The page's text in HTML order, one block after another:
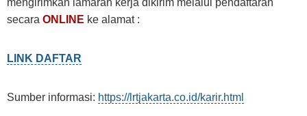
mengirimkan lamaran kerja dikirim melalui pendaftaran
secara ONLINE ke alamat :
LINK DAFTAR
Sumber informasi: https://lrtjakarta.co.id/karir.html